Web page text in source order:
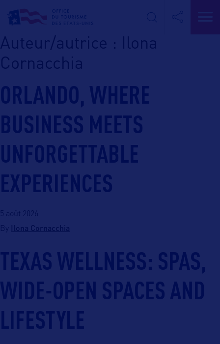
Auteur/autrice : Ilona
Cornacchia
ORLANDO, WHERE
BUSINESS MEETS
UNFORGETTABLE
EXPERIENCES
5 août 2026
By Ilona Cornacchia
TEXAS WELLNESS: SPAS,
WIDE-OPEN SPACES AND
LIFESTYLE